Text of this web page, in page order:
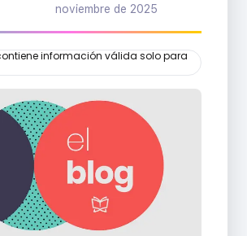
noviembre de 2025
información válida solo para